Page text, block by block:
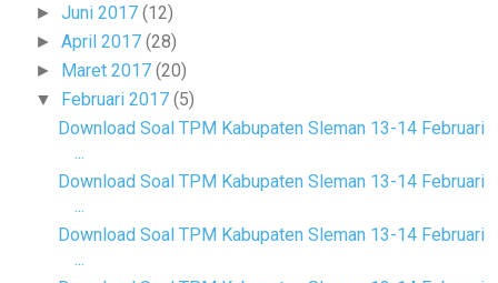
►Juni 2017(12)
►April 2017(28)
► Maret 2017(20)
▼ Februari 2017(5)
Download Soal TPM Kabupaten Sleman 13-14 Februari
...
Download Soal TPM Kabupaten Sleman 13-14 Februari
...
Download Soal TPM Kabupaten Sleman 13-14 Februari
...